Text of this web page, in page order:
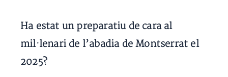
Ha estat un preparatiu de cara al
mil·lenari de l’abadia de Montserrat el
2025?